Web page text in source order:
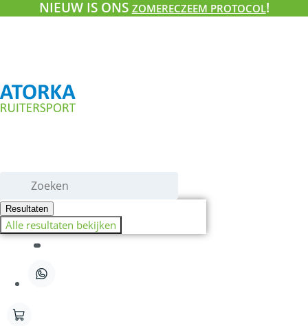
naar
NIEUW IS ONS ZOMERECZEEM PROTOCOL!
Search
...
Resultaten
Alle resultaten bekijken